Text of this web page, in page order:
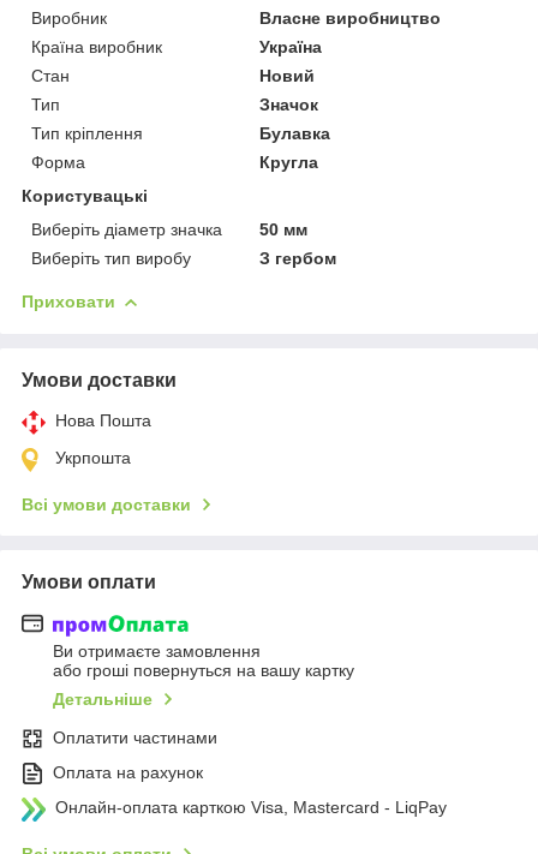
Виробник
Власне виробництво
Країна виробник
Україна
Стан
Новий
Тип
Значок
Тип кріплення
Булавка
Форма
Кругла
Користувацькі
Виберіть діаметр значка
50 мм
Виберіть тип виробу
З гербом
Приховати
Умови доставки
Нова Пошта
Укрпошта
Всі умови доставки
Умови оплати
Ви отримаєте замовлення
або гроші повернуться на вашу картку
Детальніше
Оплатити частинами
Оплата на рахунок
Онлайн-оплата карткою Visa, Mastercard - LiqPay